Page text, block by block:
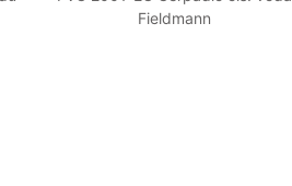
Fieldmann